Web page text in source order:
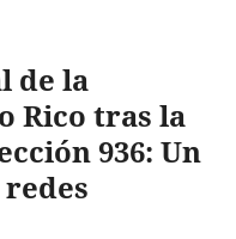
de la
Rico tras la
936: Un